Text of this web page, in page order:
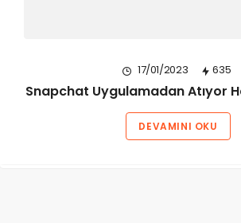
17/01/2023 635
Snapchat Uygulamadan Atıyor
DEVAMINI OKU